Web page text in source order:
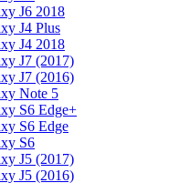
J6 2018
J4 Plus
J4 2018
J7 (2017)
J7 (2016)
Note 5
S6 Edge+
S6 Edge
S6
J5 (2017)
J5 (2016)